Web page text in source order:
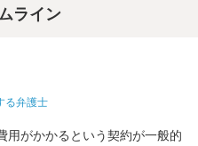
ライン
る弁護士
用がかかるという契約が一般的